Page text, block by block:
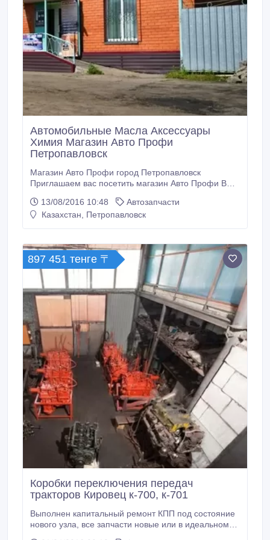
Автомобильные Масла Аксессуары
Химия Магазин Авто Профи
Петропавловск
Магазин Авто Профи город Петропавловск
Приглашаем вас посетить магазин Авто Профи В
косметика, фильтра, автозвук, автомагнитолы,
сигнализации, анти радары, регистраторы,
моторных масел знаминитых брендов: Shell Helix
LIQUI MOLY Castrol ELF Mobil ENEOS Toyota Nissan
ZIC Titan Gulf XADO Visco S-Oil Seven Dragon
Лукойл Роснефть Присадки фирм Liqui Moly Abro
XADO Астрохим 3ton При покупке масла и фильтра
- бесплатная замена масла.
13/08/2016 10:48
Автозапчасти
Казахстан, Петропавловск
897 451 тенге 〒
Коробки переключения передач
тракторов Кировец к-700, к-701
Выполнен капитальный ремонт КПП под состояние
нового узла, все запчасти новые или в идеальном